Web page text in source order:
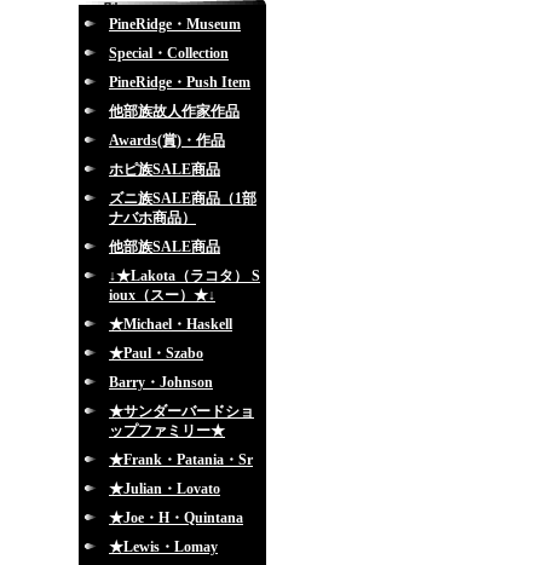
別
PineRidge・Museum
Special・Collection
PineRidge・Push Item
他部族故人作家作品
Awards(賞)・作品
ホピ族SALE商品
ズニ族SALE商品（1部
ナバホ商品）
他部族SALE商品
↓★Lakota（ラコタ） S
ioux（スー）★↓
★Michael・Haskell
★Paul・Szabo
Barry・Johnson
★サンダーバードショ
ップファミリー★
★Frank・Patania・Sr
★Julian・Lovato
★Joe・H・Quintana
★Lewis・Lomay